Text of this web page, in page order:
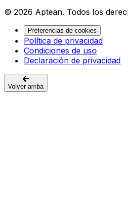
© 2026 Aptean. Todos los
Preferencias de cookies
Política de privacidad
Condiciones de uso
Declaración de privacidad
Volver arriba